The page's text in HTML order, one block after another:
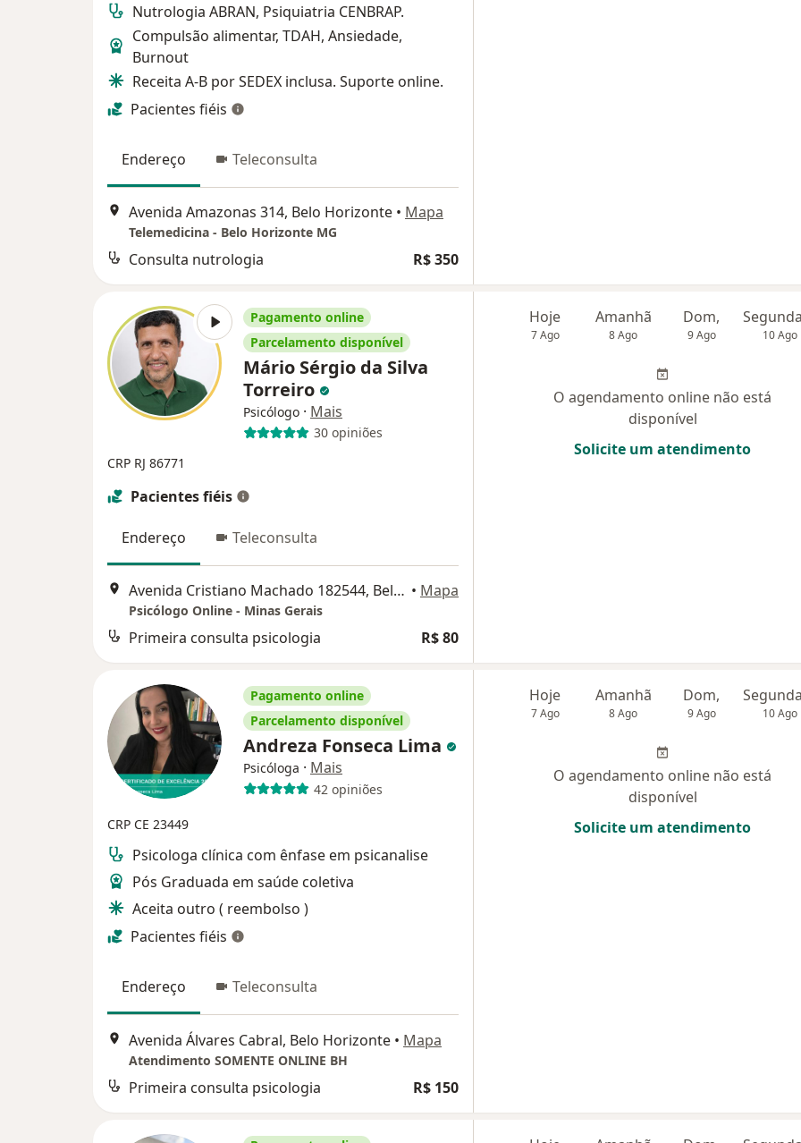
Nutrologia ABRAN, Psiquiatria CENBRAP.
Compulsão alimentar, TDAH, Ansiedade,
Burnout
Receita A-B por SEDEX inclusa. Suporte online.
Pacientes fiéis
Endereço Teleconsulta
Avenida Amazonas 314, Belo Horizonte • Mapa
Telemedicina - Belo Horizonte MG
Consulta nutrologia R$ 350
Pagamento online
Parcelamento disponível
Mário Sérgio da Silva
Torreiro
Psicólogo · Mais
30 opiniões
CRP RJ 86771
Pacientes fiéis
Endereço Teleconsulta
Avenida Cristiano Machado 182544, Belo Horizonte • Mapa
Psicólogo Online - Minas Gerais
Primeira consulta psicologia R$ 80
Hoje
7 Ago
Amanhã
8 Ago
Dom,
9 Ago 10 Ago
O agendamento online não está
disponível
Solicite um atendimento
Pagamento online
Parcelamento disponível
Andreza Fonseca Lima
Psicóloga · Mais
42 opiniões
CRP CE 23449
Psicologa clínica com ênfase em psicanalise
Pós Graduada em saúde coletiva
Aceita outro ( reembolso )
Pacientes fiéis
Endereço Teleconsulta
Avenida Álvares Cabral, Belo Horizonte • Mapa
Atendimento SOMENTE ONLINE BH
Primeira consulta psicologia R$ 150
Hoje
7 Ago
Amanhã
8 Ago
Dom,
9 Ago 10 Ago
O agendamento online não está
disponível
Solicite um atendimento